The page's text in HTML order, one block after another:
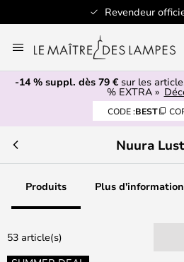
Revendeur
au
contenu
-14 % suppl. dès 79 €sur les
% EXTRA »
CODE :BEST
Nuura
Produits Plus
53 article(s)